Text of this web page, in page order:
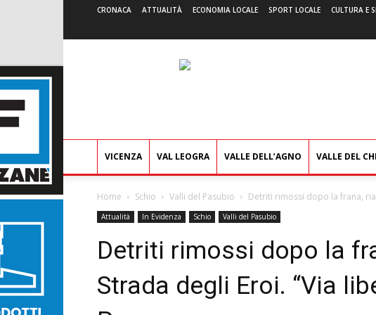
CRONACA ATTUALITÀ ECONOMIA LOCALE SPORT LOCALE CULTURA E
VICENZA VAL LEOGRA VALLE DELL’AGNO VALLE DEL
Home Schio Valli del Pasubio Detriti rimossi dopo la frana,
Attualità In Evidenza Schio Valli del Pasubio
Detriti rimossi dopo la
Strada degli Eroi. “Via